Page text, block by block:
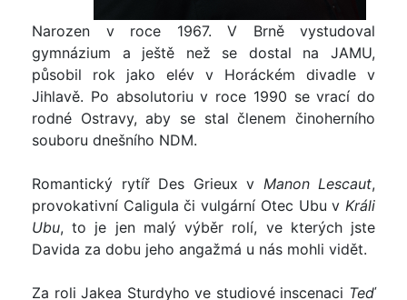
Narozen v roce 1967. V Brně vystudoval
gymnázium a ještě než se dostal na JAMU,
působil rok jako elév v Horáckém divadle v
Jihlavě. Po absolutoriu v roce 1990 se vrací do
rodné Ostravy, aby se stal členem činoherního
souboru dnešního NDM.
Romantický rytíř Des Grieux v Manon Lescaut,
provokativní Caligula či vulgární Otec Ubu v Králi
Ubu, to je jen malý výběr rolí, ve kterých jste
Davida za dobu jeho angažmá u nás mohli vidět.
Za roli Jakea Sturdyho ve studiové inscenaci Teď